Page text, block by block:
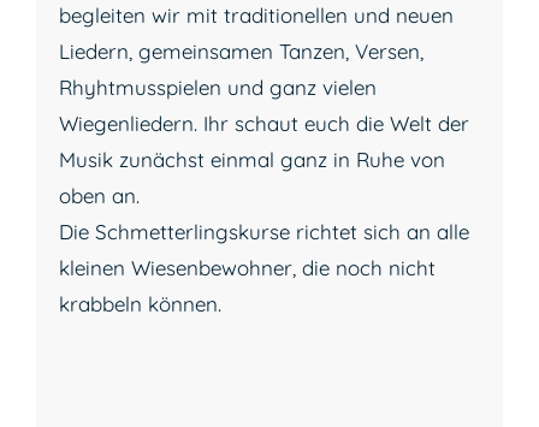
begleiten wir mit traditionellen und neuen
Liedern, gemeinsamen Tanzen, Versen,
Rhyhtmusspielen und ganz vielen
Wiegenliedern. Ihr schaut euch die Welt der
Musik zunächst einmal ganz in Ruhe von
oben an.
Die Schmetterlingskurse richtet sich an alle
kleinen Wiesenbewohner, die noch nicht
krabbeln können.